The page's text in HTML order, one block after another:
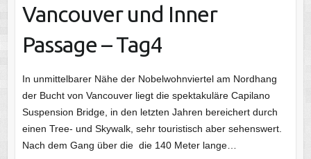
Vancouver und Inner
Passage – Tag4
In unmittelbarer Nähe der Nobelwohnviertel am Nordhang
der Bucht von Vancouver liegt die spektakuläre Capilano
Suspension Bridge, in den letzten Jahren bereichert durch
einen Tree- und Skywalk, sehr touristisch aber sehenswert.
Nach dem Gang über die die 140 Meter lange…